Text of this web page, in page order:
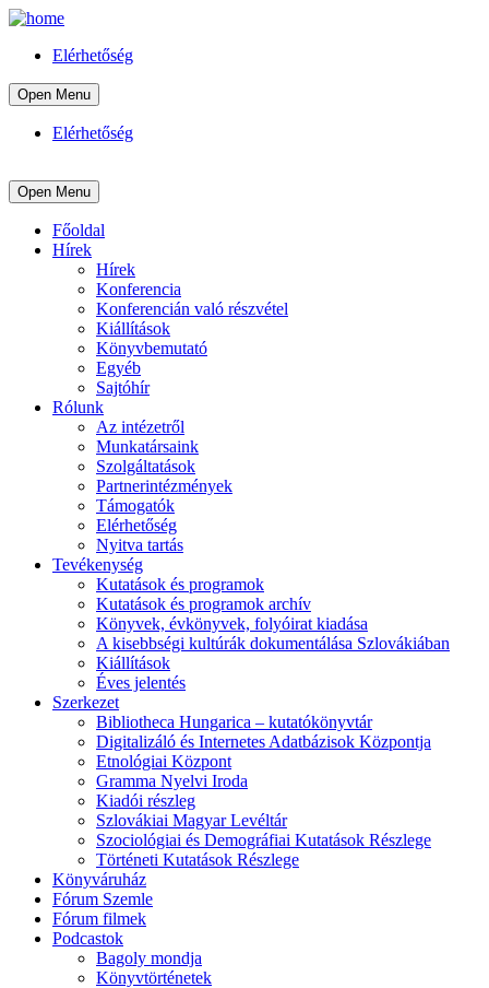
Elérhetőség
Open Menu
Elérhetőség
Open Menu
Főoldal
Hírek
Hírek
Konferencia
Konferencián való részvétel
Kiállítások
Könyvbemutató
Egyéb
Sajtóhír
Rólunk
Az intézetről
Munkatársaink
Szolgáltatások
Partnerintézmények
Támogatók
Elérhetőség
Nyitva tartás
Tevékenység
Kutatások és programok
Kutatások és programok archív
Könyvek, évkönyvek, folyóirat kiadása
A kisebbségi kultúrák dokumentálása Szlovákiában
Kiállítások
Éves jelentés
Szerkezet
Bibliotheca Hungarica – kutatókönyvtár
Digitalizáló és Internetes Adatbázisok Központja
Etnológiai Központ
Gramma Nyelvi Iroda
Kiadói részleg
Szlovákiai Magyar Levéltár
Szociológiai és Demográfiai Kutatások Részlege
Történeti Kutatások Részlege
Könyváruház
Fórum Szemle
Fórum filmek
Podcastok
Bagoly mondja
Könyvtörténetek